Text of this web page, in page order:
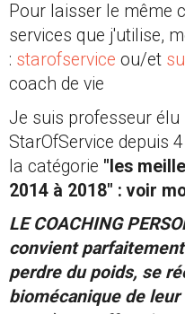
Pour laisser le même
services que j'utilise,
: starofservice ou/et
coach de vie
Je suis professeur
StarOfService depuis
la catégorie "les
2014 à 2018" : voir
LE COACHING
convient
perdre du poids, se
biomécanique de